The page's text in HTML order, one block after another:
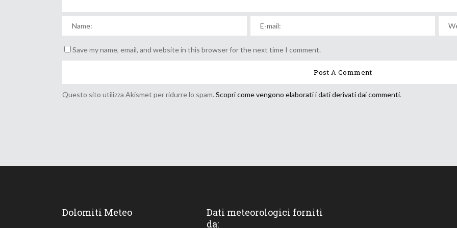
Save my name, email, and website in this browser for the next time I comment.
Questo sito utilizza Akismet per ridurre lo spam. Scopri come vengono elaborati i dati derivati dai commenti.
Dolomiti Meteo
Dati meteorologici forniti
da: